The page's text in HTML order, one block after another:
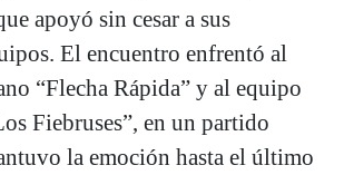
apoyó sin cesar a sus
El encuentro enfrentó al
“Flecha Rápida” y al equipo
Fiebruses”, en un partido
la emoción hasta el último